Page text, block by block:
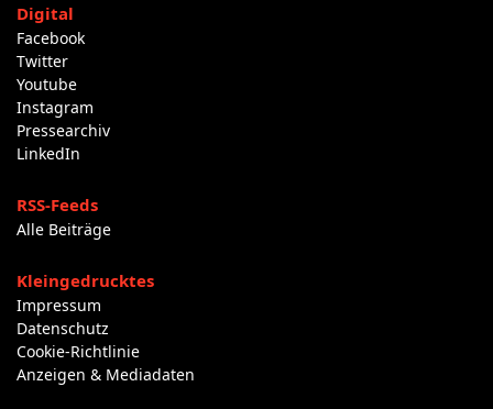
Digital
Facebook
Twitter
Youtube
Instagram
Pressearchiv
LinkedIn
RSS-Feeds
Alle Beiträge
Kleingedrucktes
Impressum
Datenschutz
Cookie-Richtlinie
Anzeigen & Mediadaten